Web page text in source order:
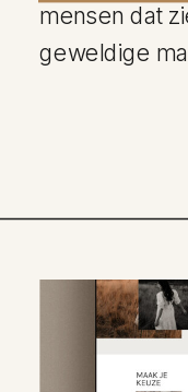
mensen dat
geweldige
jouw